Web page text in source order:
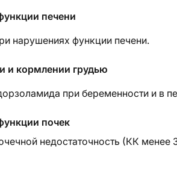
печени
нарушениях функции печени.
и кормлении грудью
при беременности и в
почек
недостаточность (КК менее